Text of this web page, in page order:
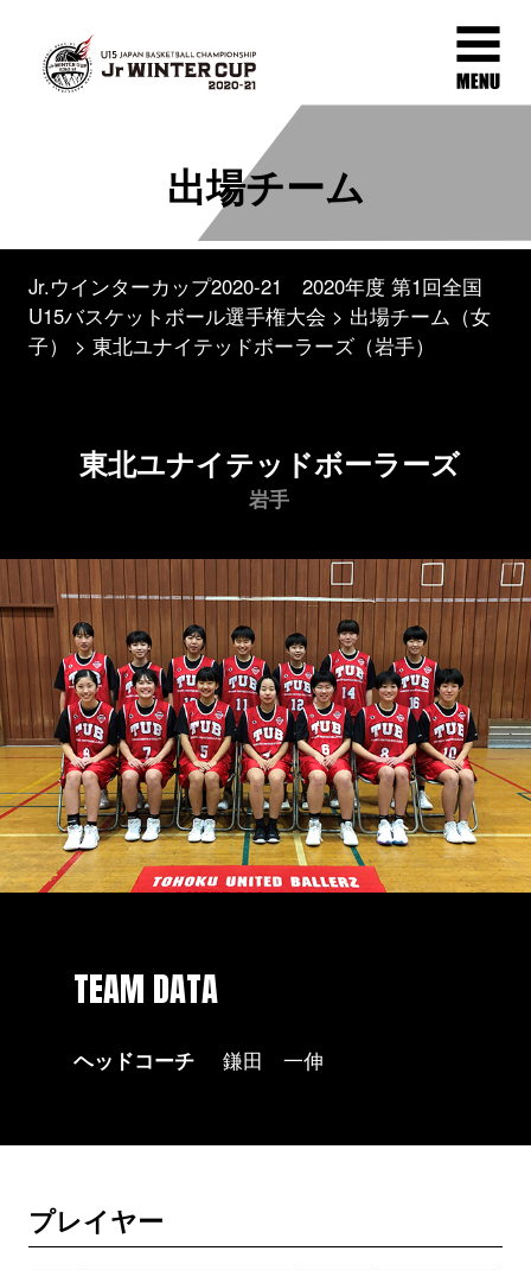
出場チーム
Jr.ウインターカップ2020-21 2020年度 第1回全国
U15バスケットボール選手権大会
出場チーム（女
子）
東北ユナイテッドボーラーズ（岩手）
東北ユナイテッドボーラーズ
岩手
TEAM DATA
ヘッドコーチ 鎌田 一伸
プレイヤー